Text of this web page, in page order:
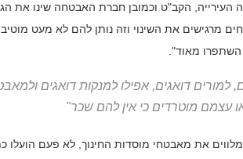
הקב"ט וכמובן חברת האבטחה שינו את
מרגישים את השינוי וזה נותן להם לא מעט
השתפרו מאוד".
למורים דואגים, אפילו למנקות דואגים
עצמם מוטרדים כי אין להם שכר"
את מאבטחי מוסדות החינוך, לא פעם הועלו